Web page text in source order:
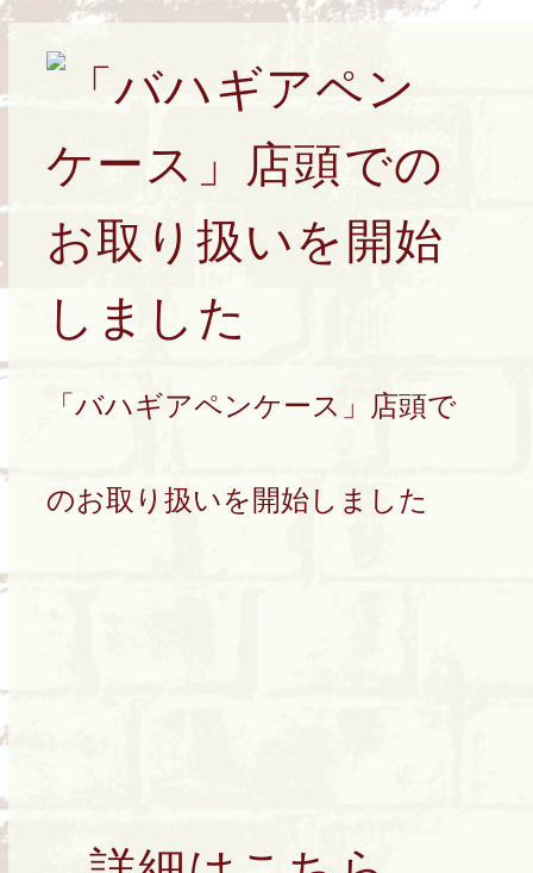
「バハギアペンケース」店頭で
のお取り扱いを開始しました